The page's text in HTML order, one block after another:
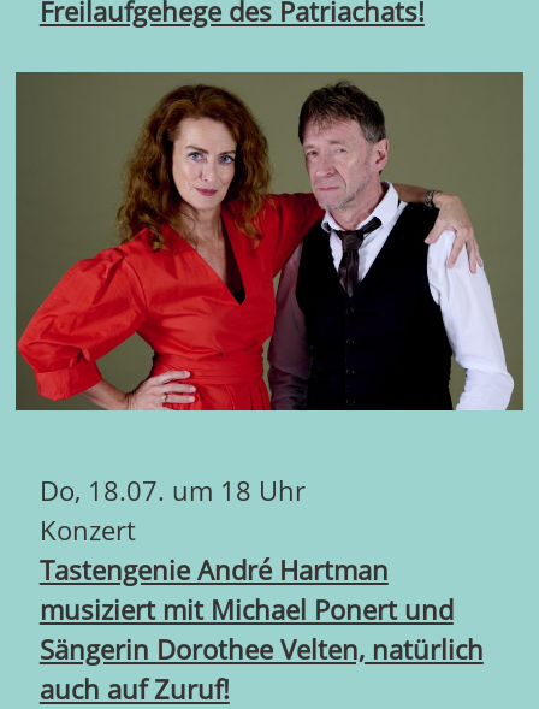
Freilaufgehege des Patriachats!
Do, 18.07. um 18 Uhr
Konzert
Tastengenie André Hartman
musiziert mit Michael Ponert und
Sängerin Dorothee Velten, natürlich
auch auf Zuruf!